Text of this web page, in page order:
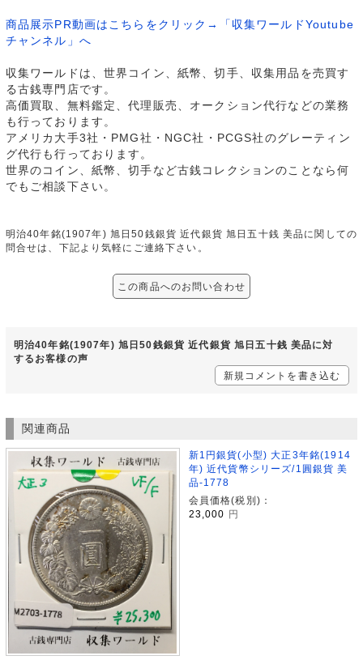
商品展示PR動画はこちらをクリック→「収集ワールドYoutube
チャンネル」へ
収集ワールドは、世界コイン、紙幣、切手、収集用品を売買す
る古銭専門店です。
高価買取、無料鑑定、代理販売、オークション代行などの業務
も行っております。
アメリカ大手3社・PMG社・NGC社・PCGS社のグレーティン
グ代行も行っております。
世界のコイン、紙幣、切手など古銭コレクションのことなら何
でもご相談下さい。
明治40年銘(1907年) 旭日50銭銀貨 近代銀貨 旭日五十銭 美品に関しての
問合せは、下記より気軽にご連絡下さい。
この商品へのお問い合わせ
明治40年銘(1907年) 旭日50銭銀貨 近代銀貨 旭日五十銭 美品に対
するお客様の声
新規コメントを書き込む
関連商品
新1円銀貨(小型) 大正3年銘(1914
年) 近代貨幣シリーズ/1圓銀貨 美
品-1778
会員価格(税別)：
23,000
円